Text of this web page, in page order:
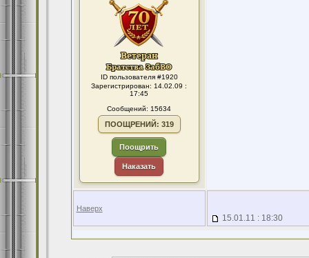
ID пользователя #1920
Зарегистрирован: 14.02.09 :
17:45
Сообщений: 15634
ПООЩРЕНИЙ: 319
Поощрить
Наказать
Наверх
15.01.11 : 18:30